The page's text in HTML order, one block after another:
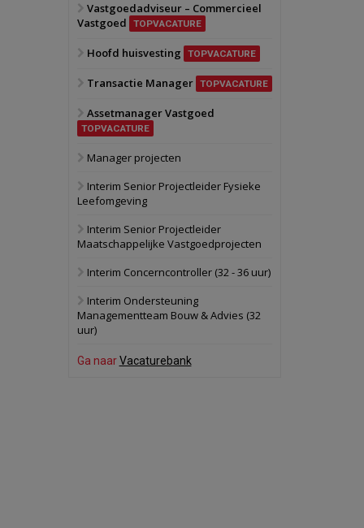
Oranje
28 september 2026
bedrijventerrein
Bekijk
Schuinesloot
politiebureau
17 september 2026
Voormalig
Vastgoedadviseur – Commercieel
Vastgoed
TOPVACATURE
Hoofd huisvesting TOPVACATURE
Transactie Manager TOPVACATURE
Assetmanager Vastgoed
TOPVACATURE
Manager projecten
Interim Senior Projectleider Fysieke
Leefomgeving
Interim Senior Projectleider
Maatschappelijke Vastgoedprojecten
Interim Concerncontroller (32 - 36 uur)
Interim Ondersteuning
Managementteam Bouw & Advies (32
uur)
Ga naarVacaturebank